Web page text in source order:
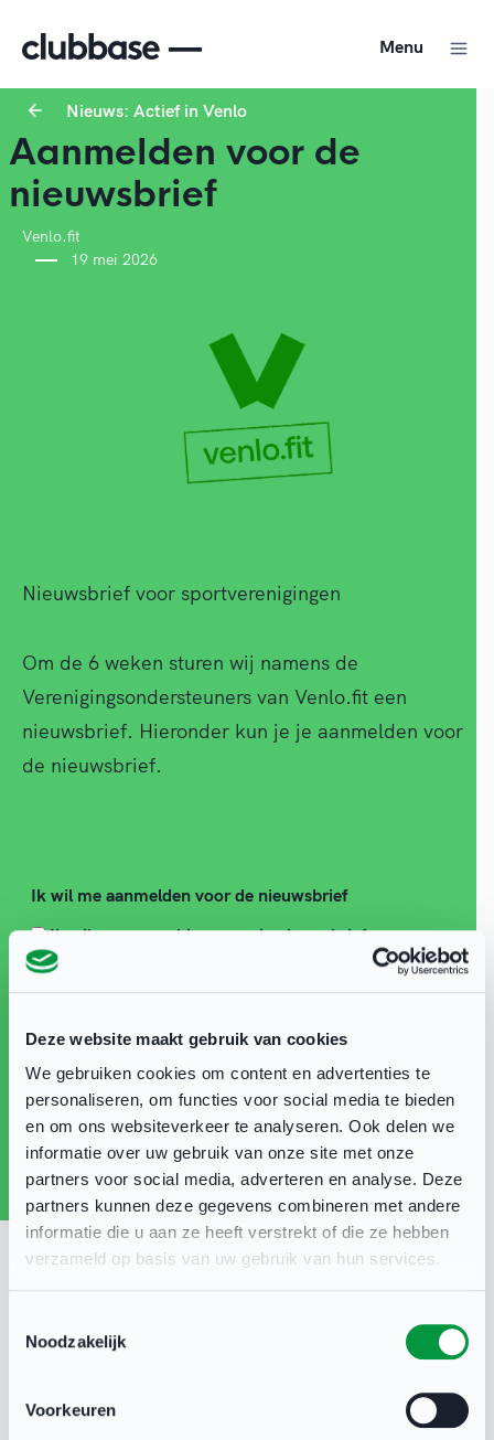
Deze website maakt gebruik van cookies
We gebruiken cookies om content en advertenties te
personaliseren, om functies voor social media te bieden
en om ons websiteverkeer te analyseren. Ook delen we
informatie over uw gebruik van onze site met onze
partners voor social media, adverteren en analyse. Deze
partners kunnen deze gegevens combineren met andere
informatie die u aan ze heeft verstrekt of die ze hebben
verzameld op basis van uw gebruik van hun services.
Noodzakelijk
Voorkeuren
Menu
Nieuws: Actief in Venlo
Aanmelden voor de
nieuwsbrief
Venlo.fit
19 mei 2026
Nieuwsbrief voor sportverenigingen
Om de 6 weken sturen wij namens de
Verenigingsondersteuners van Venlo.fit een
nieuwsbrief. Hieronder kun je je aanmelden voor
de nieuwsbrief.
Ik wil me aanmelden voor de nieuwsbrief
Ik wil me aanmelden voor de nieuwsbrief
Wat is je e-mailadres
Venlo.fit 19 mei 2026
Deel deze pagina